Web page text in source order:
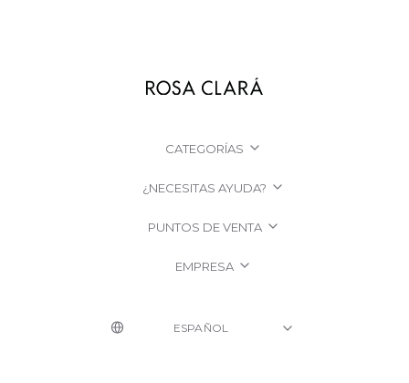
CATEGORÍAS
¿NECESITAS AYUDA?
PUNTOS DE VENTA
EMPRESA